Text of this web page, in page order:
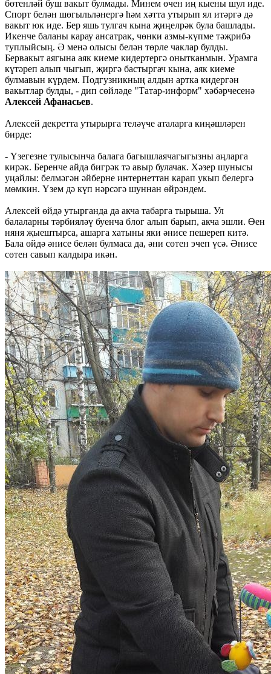
бөтенләй буш вакыт булмады. Минем өчен иң кыены шул иде.
Спорт белән шөгыльләнергә һәм хәтта утырып ял итәргә дә
вакыт юк иде. Бер яшь тулгач кына җиңелрәк була башлады.
Икенче баланы карау ансатрак, чөнки азмы-күпме тәҗрибә
туплыйсың. Ә менә олысы белән төрле чаклар булды.
Бервакыт аягына аяк киеме кидертергә онытканмын. Урамга
күтәреп алып чыгып, җиргә бастыргач кына, аяк киеме
булмавын күрдем. Подгузникның алдын артка кидергән
вакытлар булды, - дип сөйләде "Татар-информ" хәбәрчесенә
Алексей Афанасьев.
Алексей декретта утырырга теләүче аталарга киңәшләрен
бирде:
- Үзегезне тулысынча балага багышлаячагыгызны аңларга
кирәк. Беренче айда бигрәк тә авыр булачак. Хәзер шунысы
уңайлы: белмәгән әйберне интернеттан карап укып белергә
мөмкин. Үзем дә күп нәрсәгә шуннан өйрәндем.
Алексей өйдә утырганда да акча табарга тырыша. Ул
балаларны тәрбияләү буенча блог алып барып, акча эшли. Өен
няня җыештырса, ашарга хатыны яки әнисе пешереп китә.
Бала өйдә әнисе белән булмаса да, әни сөтен эчеп үсә. Әнисе
сөтен савып калдыра икән.